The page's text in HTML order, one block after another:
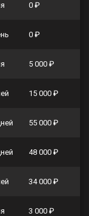
0 ₽
0 ₽
5 000 ₽
15 000 ₽
55 000 ₽
48 000 ₽
34 000 ₽
3 000 ₽